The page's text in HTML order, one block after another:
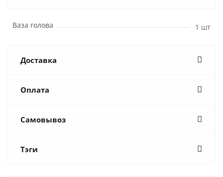
Ваза голова 1 шт
Доставка
Оплата
Самовывоз
Тэги